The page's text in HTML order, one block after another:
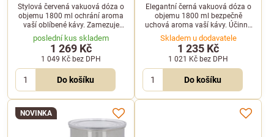
Stylová červená vakuová dóza o
objemu 1800 ml ochrání aroma
vaší oblíbené kávy. Zamezuje
přístupu vzduchu a spolehlivě
brání oxidaci zrn.
poslední kus skladem
1 269 Kč
1 049 Kč bez DPH
Do košíku
Elegantní černá vakuová dóza o
objemu 1800 ml bezpečně
uchová aroma vaší kávy. Účinně
zabraňuje přístupu vzduchu a
chrání kávová zrna před oxidací.
Skladem u dodavatele
1 235 Kč
1 021 Kč bez DPH
Do košíku
NOVINKA